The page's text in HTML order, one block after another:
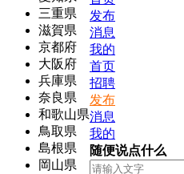
三重県
滋賀県
京都府
大阪府
兵庫県
奈良県
和歌山県
鳥取県
島根県
岡山県
发布
消息
我的
首页
招聘
发布
消息
我的
随便说点什么